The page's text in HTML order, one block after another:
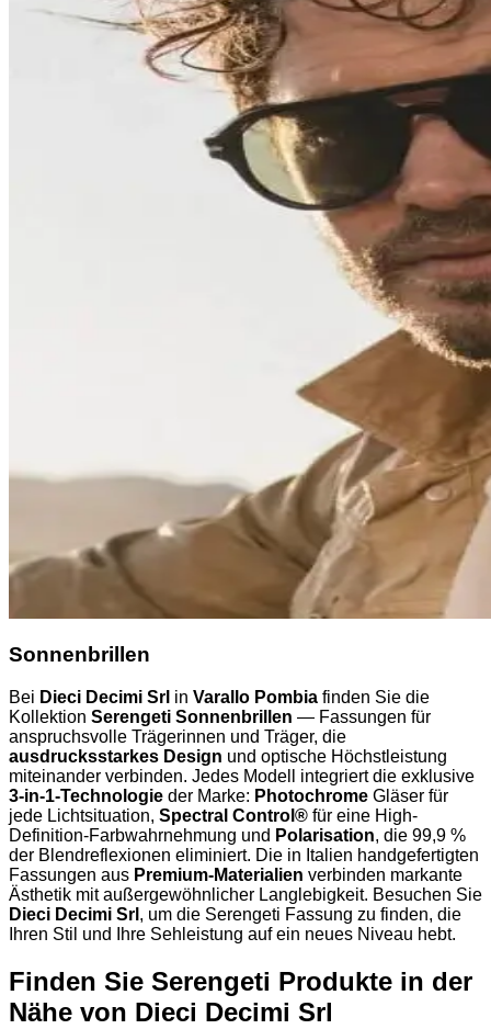
Sonnenbrillen
Bei Dieci Decimi Srl in Varallo Pombia finden Sie die
Kollektion Serengeti Sonnenbrillen — Fassungen für
anspruchsvolle Trägerinnen und Träger, die
ausdrucksstarkes Design und optische Höchstleistung
miteinander verbinden. Jedes Modell integriert die exklusive
3-in-1-Technologie der Marke: Photochrome Gläser für
jede Lichtsituation, Spectral Control® für eine High-
Definition-Farbwahrnehmung und Polarisation, die 99,9 %
der Blendreflexionen eliminiert. Die in Italien handgefertigten
Fassungen aus Premium-Materialien verbinden markante
Ästhetik mit außergewöhnlicher Langlebigkeit. Besuchen Sie
Dieci Decimi Srl , um die Serengeti Fassung zu finden, die
Ihren Stil und Ihre Sehleistung auf ein neues Niveau hebt.
Finden Sie Serengeti Produkte in der
Nähe von Dieci Decimi Srl